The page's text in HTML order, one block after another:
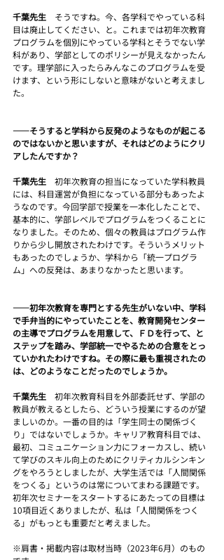
千葉先生 そうですね。今、各学科でやっている科
目は廃止してください、と。これまでは初年次教育
プログラムを個別にやっている学科とそうでない学
科があり、学部としてのポリシーが見えなかったん
です。理学部に入ったらみんなこのプログラムを受
けます、という形にしないと意味がないと考えまし
た。
――そうすると学科から反発のようなものが起こる
のではないかと思いますが、それはどのようにクリ
アしたんですか？
千葉先生 初年次教育の担当になっていた学科教員
には、科目運営が負担になっている部分もあったよ
うなのです。今回学部で授業を一本化したことで、
基本的に、学部レベルでプログラムをつくることに
なりました。そのため、個々の教員はプログラム作
りから少し開放されたわけです。そういうメリット
もあったのでしょうか、学科から「統一プログラ
ム」への反発は、あまりなかったと思います。
――初年次教育を専門とする先生がいない中、学科
で手弁当的にやっていたことを、教育開発センター
の主導でプログラムを用意して、ＦＤを行って、と
ステップを踏み、学部統一でやるための合意をとっ
ていかれたわけですね。その際に最も重視されたの
は、どのようなことだったのでしょうか。
千葉先生 初年次教育科目を外部委託せず、学部の
教員が教えるとしたら、どういう授業にするのが望
ましいのか。一番の目的は「学生同士の関係づく
り」ではないでしょうか。キャリア教育科目では、
最初、コミュニケーション力にフォーカスし、続い
て学びのスキル向上のためにクリティカルシンキン
グをやろうとしましたが、大学生活では「人間関係
をつくる」というのは常についてまわる課題です。
初年次セミナーをスタートするにあたっての目標は
10項目近くありましたが、私は「人間関係をつく
る」がもっとも重要だと考えました。
※肩書・掲載内容は取材当時（2023年6月）のもの